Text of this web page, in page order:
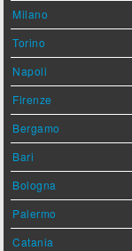
Milano
Torino
Napoli
Firenze
Bergamo
Bari
Bologna
Palermo
Catania